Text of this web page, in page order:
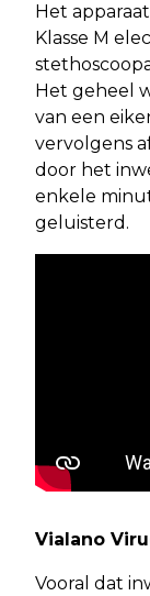
Het
Klasse M
Het geheel
van een
vervolgens
door het
enkele
geluisterd.
Vialano
Vooral dat